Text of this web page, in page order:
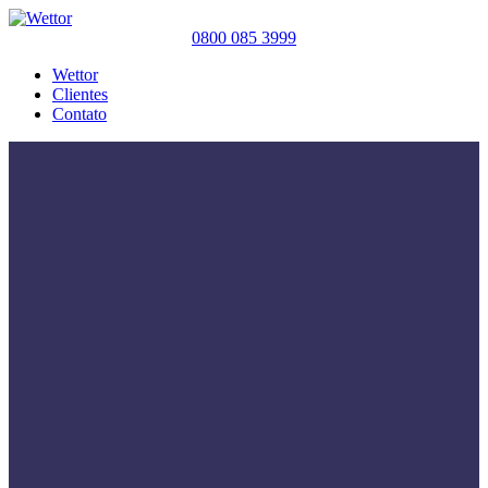
0800 085 3999
Wettor
Clientes
Contato